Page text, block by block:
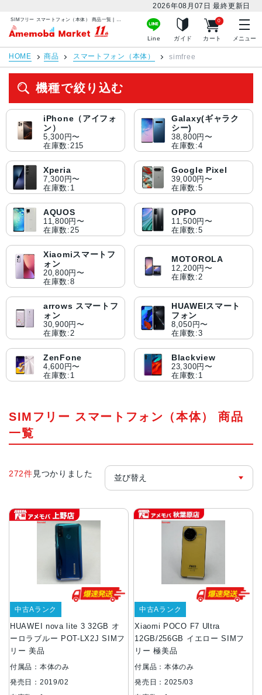
2026年08月07日 最終更新日
アメモバマーケット
Line ガイド カート
0
メニュー
HOME 商品 スマートフォン（本体） simfree
機種で絞り込む
iPhone（アイフォ
ン）
5,300円〜
在庫数:215
Galaxy(ギャラク
シー)
38,800円〜
在庫数:4
Xperia
7,300円〜
在庫数:1
Google Pixel
39,000円〜
在庫数:5
AQUOS
11,800円〜
在庫数:25
OPPO
11,500円〜
在庫数:5
Xiaomiスマートフ
ォン
20,800円〜
在庫数:8
MOTOROLA
12,200円〜
在庫数:2
arrows スマートフ
ォン
30,900円〜
在庫数:2
HUAWEIスマート
フォン
8,050円〜
在庫数:3
ZenFone
4,600円〜
在庫数:1
Blackview
23,300円〜
在庫数:1
SIMフリー スマートフォン（本体） 商品
一覧
272件 見つかりました
HUAWEI nova lite 3 32GB オ
ーロラブルー POT-LX2J SIMフ
リー 美品
中古Aランク
付属品：本体のみ
発売日：2019/02
Xiaomi POCO F7 Ultra
12GB/256GB イエロー SIMフ
リー 極美品
中古Aランク
付属品：本体のみ
発売日：2025/03